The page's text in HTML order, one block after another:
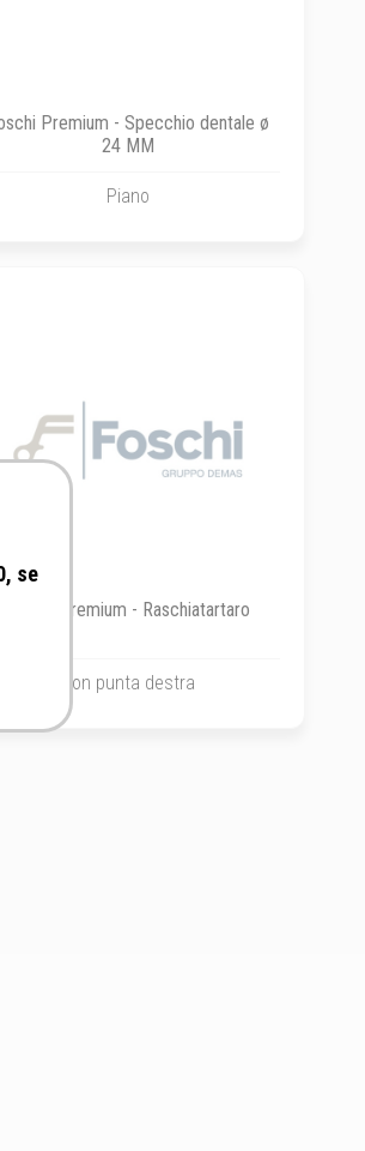
Premium - Specchio dentale ø
24 MM
Piano
Foschi Premium - Raschiatartaro
Con punta destra
se